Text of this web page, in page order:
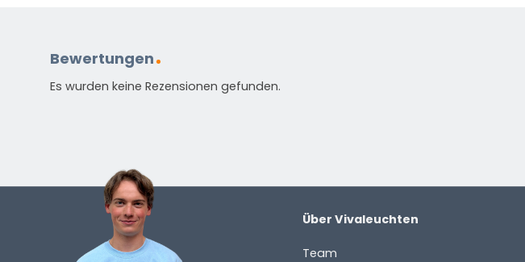
Anleitung in verschiedenen Sprachen
info@vivaleuchten.de
Bewertungen
Es wurden keine Rezensionen gefunden.
Über Vivaleuchten
Team